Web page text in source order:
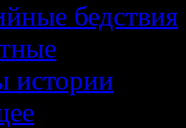
бедствия
истории